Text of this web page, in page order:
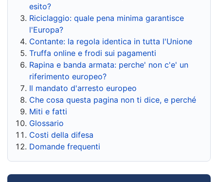
esito?
Riciclaggio: quale pena minima garantisce
l'Europa?
Contante: la regola identica in tutta l'Unione
Truffa online e frodi sui pagamenti
Rapina e banda armata: perche' non c'e' un
riferimento europeo?
Il mandato d'arresto europeo
Che cosa questa pagina non ti dice, e perché
Miti e fatti
Glossario
Costi della difesa
Domande frequenti